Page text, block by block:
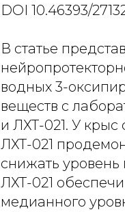
DOI 10.46393/
В статье
водных 3-
веществ с
и ЛХТ-021. У крыс
ЛХТ-021
снижать
ЛХТ-021
медианного